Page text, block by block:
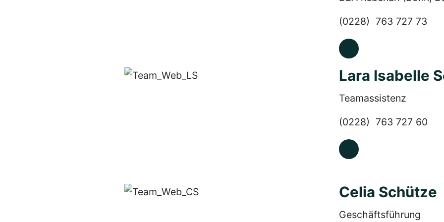
(0228) 763 727 73
Lara Isabelle
Teamassistenz
(0228) 763 727 60
Celia Schütze
Geschäftsführung